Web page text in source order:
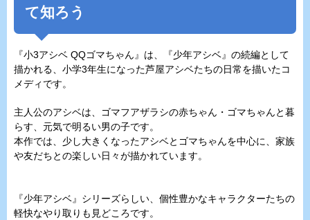
て知ろう
『小3アシベ QQゴマちゃん』は、『少年アシベ』の続編として
描かれる、小学3年生になった芦屋アシベたちの日常を描いたコ
メディです。
主人公のアシベは、ゴマフアザラシの赤ちゃん・ゴマちゃんと暮
らす、元気で明るい男の子です。
本作では、少し大きくなったアシベとゴマちゃんを中心に、家族
や友だちとの楽しい日々が描かれています。
『少年アシベ』シリーズらしい、個性豊かなキャラクターたちの
軽快なやり取りも見どころです。